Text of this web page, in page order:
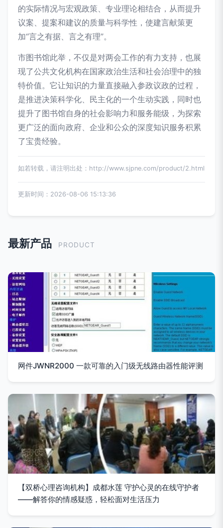
的实际情况与宏观政策、专业理论相结合，从而提升
议案、提案和建议的质量与科学性，使建言献策更
加“言之有据、言之有理”。
市图书馆此举，不仅是对两会工作的有力支持，也展
现了公共文化机构在国家政治生活和社会治理中的独
特价值。它让知识的力量直接融入参政议政的过程，
是推进决策科学化、民主化的一个生动实践，同时也
提升了图书馆自身的社会影响力和服务能级，为探索
更广泛的面向政府、企业和公众的深度知识服务积累
了宝贵经验。
如若转载，请注明出处：http://www.sjpne.com/product/2.html
更新时间：2026-08-06 15:13:36
最新产品 PRODUCT
网件JWNR2000 一款可靠的入门级无线路由器性能评测
【双桥心理咨询机构】成都水莲 守护心灵的在线守护者
——解答你的情感疑惑，轻松面对生活压力